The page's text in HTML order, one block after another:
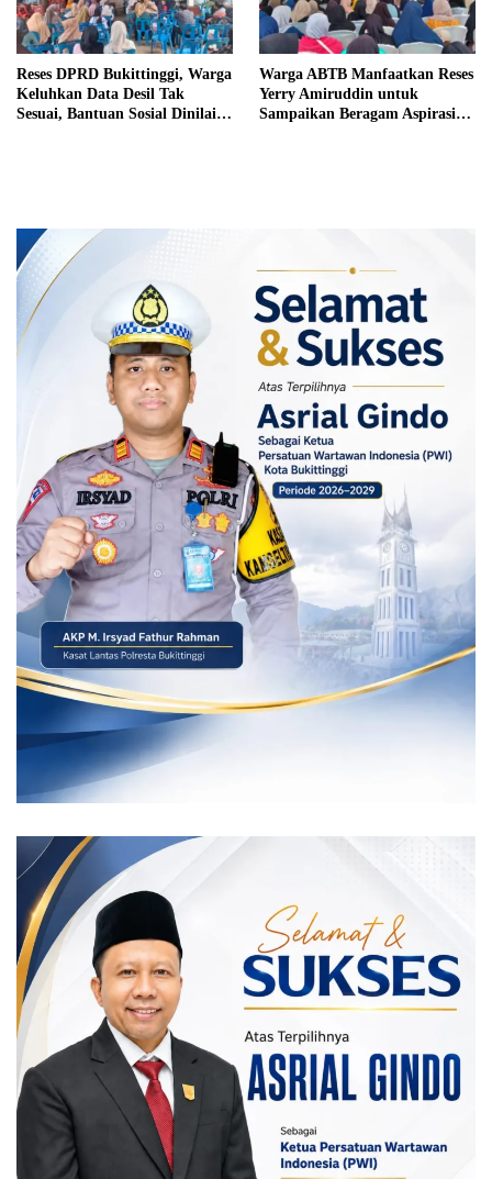
Reses DPRD Bukittinggi, Warga
Keluhkan Data Desil Tak
Sesuai, Bantuan Sosial Dinilai
Warga ABTB Manfaatkan Reses
Yerry Amiruddin untuk
Sampaikan Beragam Aspirasi